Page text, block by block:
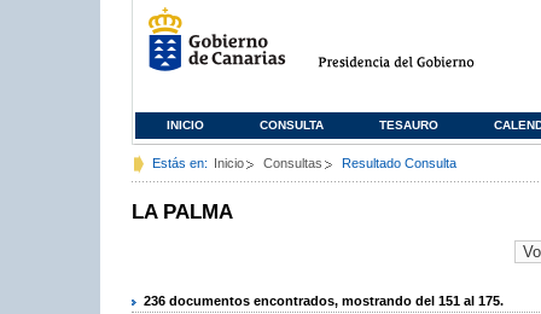
INICIO CONSULTA TESAURO
Estás en: Inicio Consultas Resultado Consulta
LA PALMA
236 documentos encontrados, mostrando del 151 al 175.